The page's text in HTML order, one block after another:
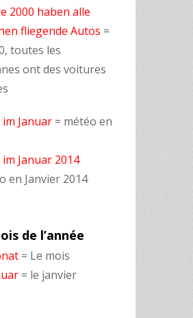
2000 haben alle
fliegende Autos =
toutes les
ont des voitures
Januar = météo en
Januar 2014
en Janvier 2014
de l’année
= Le mois
= le janvier